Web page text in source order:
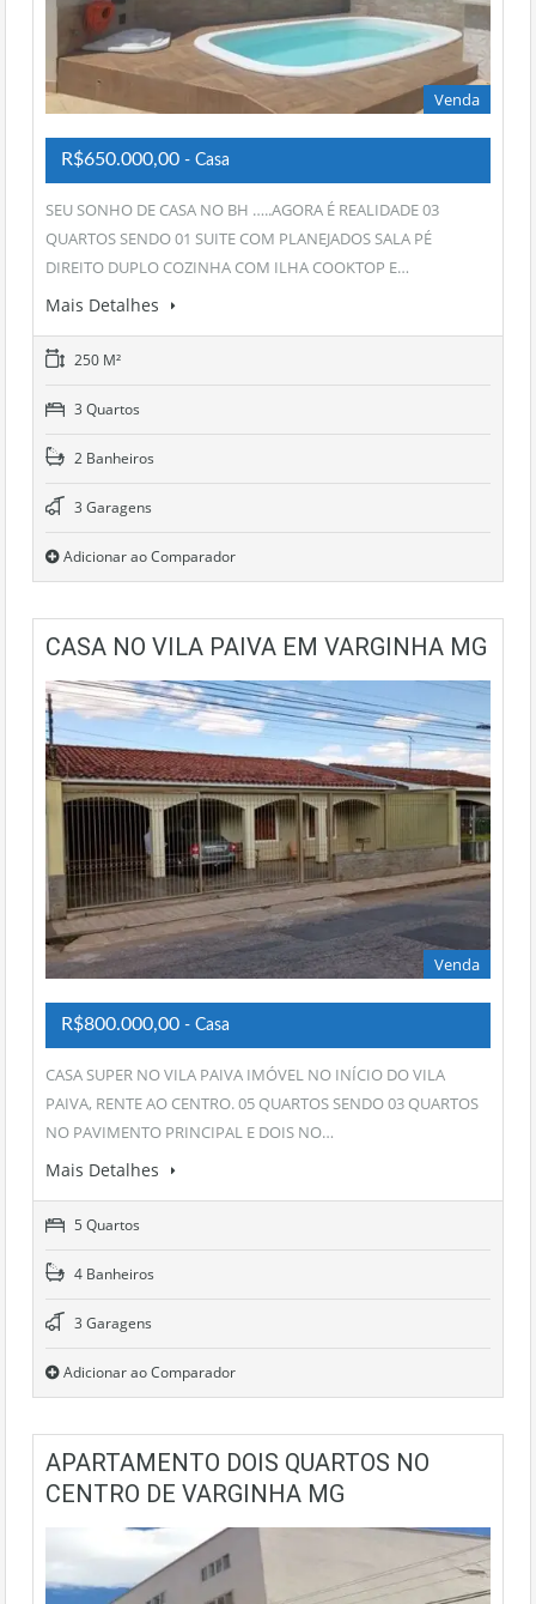
Venda
R$650.000,00 - Casa
SEU SONHO DE CASA NO BH …..AGORA É REALIDADE 03
QUARTOS SENDO 01 SUITE COM PLANEJADOS SALA PÉ
DIREITO DUPLO COZINHA COM ILHA COOKTOP E…
Mais Detalhes
250 M²
3 Quartos
2 Banheiros
3 Garagens
Adicionar ao Comparador
CASA NO VILA PAIVA EM VARGINHA MG
Venda
R$800.000,00 - Casa
CASA SUPER NO VILA PAIVA IMÓVEL NO INÍCIO DO VILA
PAIVA, RENTE AO CENTRO. 05 QUARTOS SENDO 03 QUARTOS
NO PAVIMENTO PRINCIPAL E DOIS NO…
Mais Detalhes
5 Quartos
4 Banheiros
3 Garagens
Adicionar ao Comparador
APARTAMENTO DOIS QUARTOS NO
CENTRO DE VARGINHA MG